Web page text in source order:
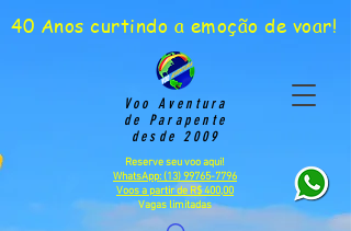
Voo Aventura
de Parapente
desde 2009
Reserve seu voo aqui!
WhatsApp: (13) 99765-7796
Voos a partir de R$ 400,00
Vagas limitadas
40 Anos curtindo a emoção de voar!